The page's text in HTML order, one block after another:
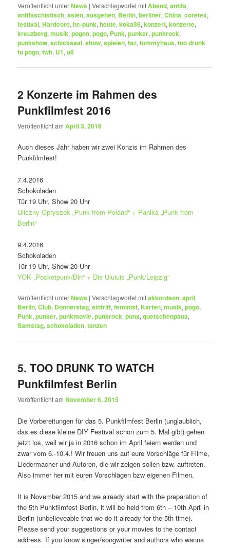
Veröffentlicht unterNews |Verschlagwortet mitAbend,antifa,
antifaschistisch,asien,ausgehen, Berlin,berliner,China,coretex,
festival,Hardcore,hc-punk,heute,koka36,konzert,konzerte,
kreuzberg,musik,pogen,pogo, Punk,punker,punkrock,
punkshow,schicksaal,show,spielen,taz,tommyhaus,too drunk
to pogo,twh, U1,u6
2 Konzerte im Rahmen des
Punkfilmfest 2016
Veröffentlicht amApril 3, 2016
Auch dieses Jahr haben wir zwei Konzis im Rahmen des
Punkfilmfest!
7.4.2016
Schokoladen
Tür 19 Uhr, Show 20 Uhr
Uliczny Opryszek „Punk from Poland“ + Panika „Punk from
Berlin“
9.4.2016
Schokoladen
Tür 19 Uhr, Show 20 Uhr
YOK „Pocketpunk/Bln“ + Die Uiuiuis „Punk/Leipzig“
Veröffentlicht unterNews |Verschlagwortet mitakkordeon,april,
Berlin,Club, Donnerstag,eintritt,feminist, Karten,musik,pogo,
Punk,punker,punkmovie,punkrock,punx,quetschenpaua,
Samstag,schokoladen,tanzen
5. TOO DRUNK TO WATCH
Punkfilmfest Berlin
Veröffentlicht amNovember 6, 2015
Die Vorbereitungen für das 5. Punkfilmfest Berlin (unglaublich,
das es diese kleine DIY Festival schon zum 5. Mal gibt) gehen
jetzt los, weil wir ja in 2016 schon im April feiern werden und
zwar vom 6.-10.4.! Wir freuen uns auf eure Vorschläge für Filme,
Liedermacher und Autoren, die wir zeigen sollen bzw. auftreten.
Also immer her mit euren Vorschlägen bzw eigenen Filmen.
It is November 2015 and we already start with the preparation of
the 5th Punkfilmfest Berlin, it will be held from 6th – 10th April in
Berlin (unbelieveable that we do it already for the 5th time).
Please send your suggestions or your movies to the contact
address. If you know singer/songwriter and authors who wanna